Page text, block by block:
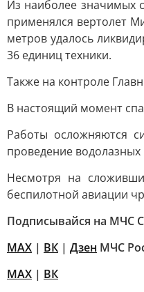
Из наиболее значимых
применялся вертолет
метров удалось
36 единиц техники.
Также на контроле
В настоящий момент
Работы осложняются
проведение водолазных
Несмотря на
беспилотной авиации
Подписывайся на МЧС
MAX | ВК | Дзен МЧС
MAX | ВК